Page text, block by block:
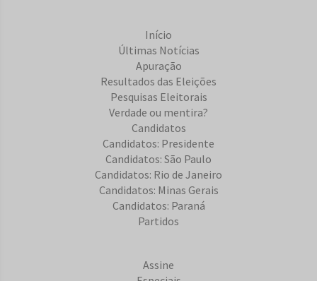
Início
Últimas Notícias
Apuração
Resultados das Eleições
Pesquisas Eleitorais
Verdade ou mentira?
Candidatos
Candidatos: Presidente
Candidatos: São Paulo
Candidatos: Rio de Janeiro
Candidatos: Minas Gerais
Candidatos: Paraná
Partidos
Assine